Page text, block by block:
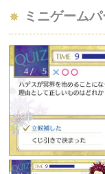
ミニゲーム